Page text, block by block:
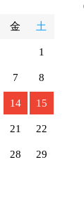
金 土
1
7 8
14 15
21 22
28 29